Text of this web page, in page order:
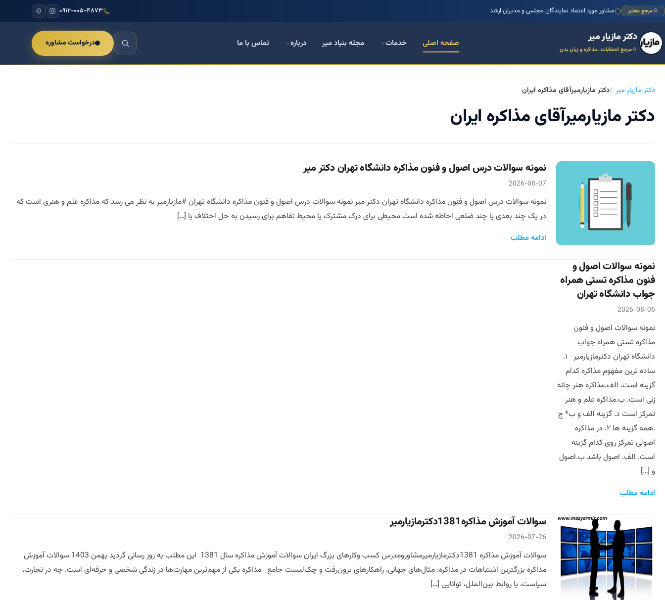
مرجع معتبر مشاور مورد اعتماد نمایندگان مجلس و مدیران ارشد ۰۹۱۲-۰۰۵-۴۸۷۳
دکتر مازیار میر
مرجع انتخابات، مذاکره و زبان بدن
صفحه اصلی خدمات مجله بنیاد میر درباره تماس با ما درخواست مشاوره
دکتر مازیار میر دکتر مازیارمیرآقای مذاکره ایران
دکتر مازیارمیرآقای مذاکره ایران
نمونه سوالات درس اصول و فنون مذاکره دانشگاه تهران دکتر میر
2026-08-07
نمونه سوالات درس اصول و فنون مذاکره دانشگاه تهران دکتر میر نمونه سوالات درس اصول و فنون مذاکره دانشگاه تهران #مازیارمیر به نظر می رسد که مذاکره علم و هنری است که
در یک چند بعدی یا چند ضلعی احاطه شده است محیطی برای درک مشترک یا محیط تفاهم برای رسیدن به حل اختلاف یا […]
ادامه مطلب
نمونه سوالات اصول و
فنون مذاکره تستی همراه
جواب دانشگاه تهران
2026-08-06
نمونه سوالات اصول و فنون
مذاکره تستی همراه جواب
دانشگاه تهران دکترمازیارمیر ۱.
ساده ترین مفهوم مذاکره کدام
گزینه است. الف.مذاکره هنر چانه
زنی است. ب.مذاکره علم و هنر
تمرکز است د. گزینه الف و ب* ج
.همه گزینه ها ۲. در مذاکره
اصولی تمرکز روی کدام گزینه
است. الف. اصول باشد ب.اصول
و […]
ادامه مطلب
سوالات آموزش مذاکره1381دکترمازیارمیر
2026-07-26
سوالات آموزش مذاکره 1381دکترمازیارمیرمشاورومدرس کسب وکارهای بزرگ ایران سوالات آموزش مذاکره سال 1381 این مطلب به روز رسانی گردید بهمن 1403 سوالات آموزش
مذاکره بزرگترین اشتباهات در مذاکره: مثال‌های جهانی، راهکارهای برون‌رفت و چک‌لیست جامع مذاکره یکی از مهم‌ترین مهارت‌ها در زندگی شخصی و حرفه‌ای است. چه در تجارت،
سیاست، یا روابط بین‌الملل، توانایی […]